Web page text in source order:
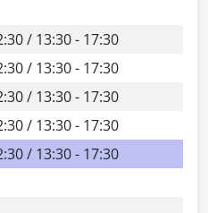
/ 13:30 - 17:30
/ 13:30 - 17:30
/ 13:30 - 17:30
/ 13:30 - 17:30
/ 13:30 - 17:30